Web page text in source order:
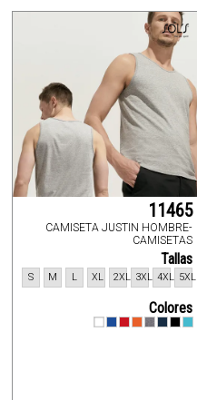
11465
CAMISETA JUSTIN HOMBRE-
CAMISETAS
Tallas
5XL
4XL
3XL
2XL
XL
L
M
S
Colores